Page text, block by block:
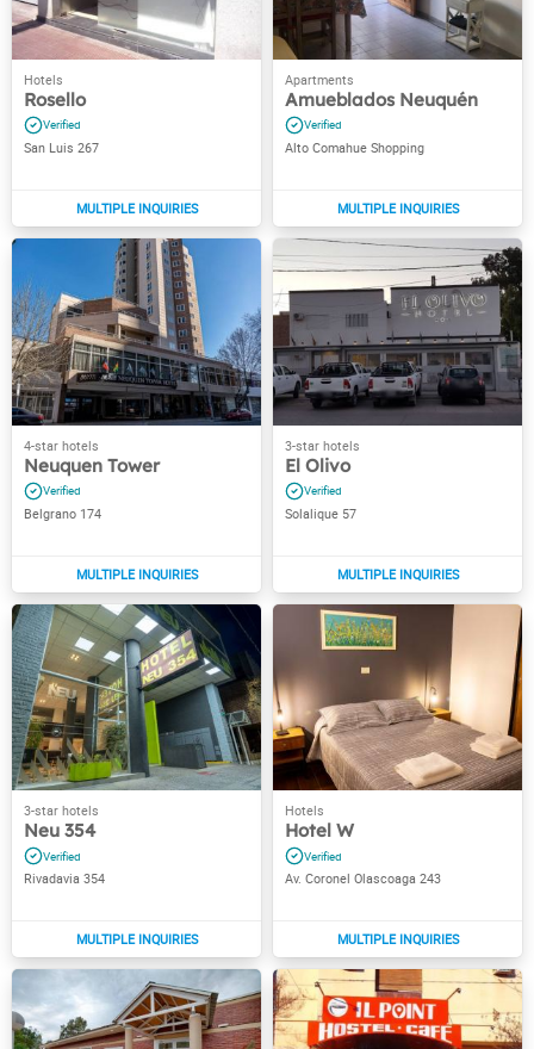
Rosello
San Luis 267
Amueblados Neuquén
Alto Comahue Shopping
Neuquen Tower
Belgrano 174
El Olivo
Solalique 57
Neu 354
Rivadavia 354
Hotel W
Av. Coronel Olascoaga 243